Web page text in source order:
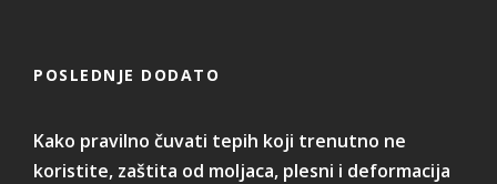
POSLEDNJE DODATO
Kako pravilno čuvati tepih koji trenutno ne
koristite, zaštita od moljaca, plesni i deformacija